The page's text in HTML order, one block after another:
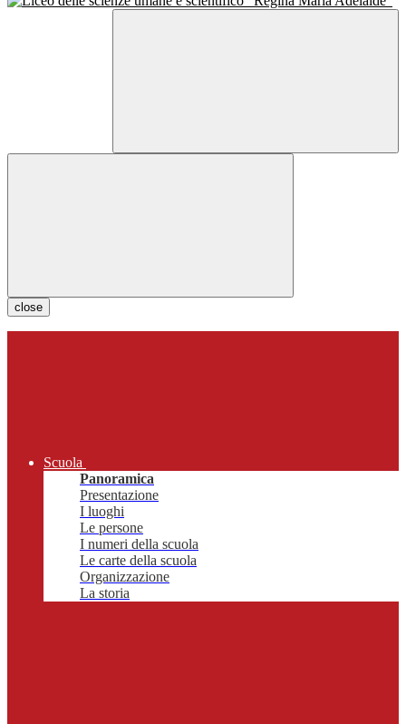
close
Scuola
Panoramica
Presentazione
I luoghi
Le persone
I numeri della scuola
Le carte della scuola
Organizzazione
La storia